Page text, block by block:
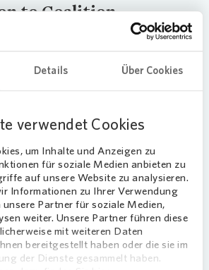
Details Über Cookies
verwendet Cookies
um Inhalte und Anzeigen zu
für soziale Medien anbieten zu
auf unsere Website zu analysieren.
Informationen zu Ihrer Verwendung
Partner für soziale Medien,
weiter. Unsere Partner führen diese
mit weiteren Daten
bereitgestellt haben oder die sie im
der Dienste gesammelt haben.
to Coalition
version)
Agreement (English version)
to Coalition Agreement